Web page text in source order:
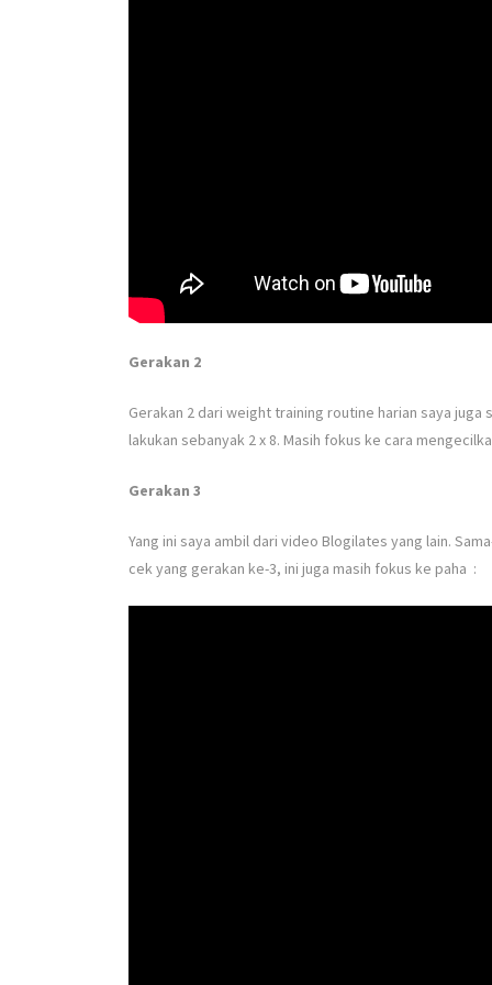
Gerakan 2
Gerakan 2 dari weight training routine harian saya
lakukan sebanyak 2 x 8. Masih fokus ke cara
Gerakan 3
Yang ini saya ambil dari video Blogilates yang lain.
cek yang gerakan ke-3, ini juga masih fokus ke paha :